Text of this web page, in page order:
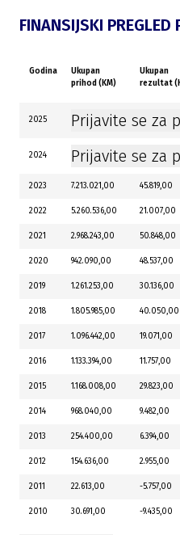
FINANSIJSKI
Godina
Ukupan
prihod (KM)
Ukupan
rezultat
2025 Prijavite se za
2024 Prijavite se za
2023 7.213.021,00 45.819,00
2022 5.260.536,00 21.007,00
2021 2.968.243,00 50.848,00
2020 942.090,00 48.537,00
2019 1.261.253,00 30.136,00
2018 1.805.985,00 40.050,00
2017 1.096.442,00 19.071,00
2016 1.133.394,00 11.757,00
2015 1.168.008,00 29.823,00
2014 968.040,00 9.482,00
2013 254.400,00 6.394,00
2012 154.636,00 2.955,00
2011 22.613,00 -5.757,00
2010 30.691,00 -9.435,00